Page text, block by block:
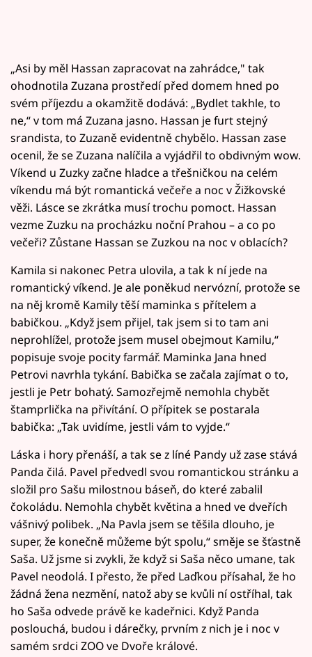
„Asi by měl Hassan zapracovat na zahrádce," tak
ohodnotila Zuzana prostředí před domem hned po
svém příjezdu a okamžitě dodává: „Bydlet takhle, to
ne,“ v tom má Zuzana jasno. Hassan je furt stejný
srandista, to Zuzaně evidentně chybělo. Hassan zase
ocenil, že se Zuzana nalíčila a vyjádřil to obdivným wow.
Víkend u Zuzky začne hladce a třešničkou na celém
víkendu má být romantická večeře a noc v Žižkovské
věži. Lásce se zkrátka musí trochu pomoct. Hassan
vezme Zuzku na procházku noční Prahou – a co po
večeři? Zůstane Hassan se Zuzkou na noc v oblacích?
Kamila si nakonec Petra ulovila, a tak k ní jede na
romantický víkend. Je ale poněkud nervózní, protože se
na něj kromě Kamily těší maminka s přítelem a
babičkou. „Když jsem přijel, tak jsem si to tam ani
neprohlížel, protože jsem musel obejmout Kamilu,“
popisuje svoje pocity farmář. Maminka Jana hned
Petrovi navrhla tykání. Babička se začala zajímat o to,
jestli je Petr bohatý. Samozřejmě nemohla chybět
štamprlička na přivítání. O přípitek se postarala
babička: „Tak uvidíme, jestli vám to vyjde.“
Láska i hory přenáší, a tak se z líné Pandy už zase stává
Panda čilá. Pavel předvedl svou romantickou stránku a
složil pro Sašu milostnou báseň, do které zabalil
čokoládu. Nemohla chybět květina a hned ve dveřích
vášnivý polibek. „Na Pavla jsem se těšila dlouho, je
super, že konečně můžeme být spolu,“ směje se šťastně
Saša. Už jsme si zvykli, že když si Saša něco umane, tak
Pavel neodolá. I přesto, že před Laďkou přísahal, že ho
žádná žena nezmění, natož aby se kvůli ní ostříhal, tak
ho Saša odvede právě ke kadeřnici. Když Panda
poslouchá, budou i dárečky, prvním z nich je i noc v
samém srdci ZOO ve Dvoře králové.